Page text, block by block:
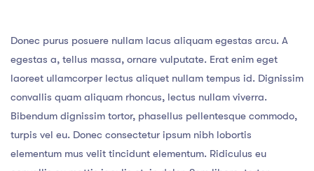
Donec purus posuere nullam lacus aliquam egestas arcu. A
egestas a, tellus massa, ornare vulputate. Erat enim eget
laoreet ullamcorper lectus aliquet nullam tempus id. Dignissim
convallis quam aliquam rhoncus, lectus nullam viverra.
Bibendum dignissim tortor, phasellus pellentesque commodo,
turpis vel eu. Donec consectetur ipsum nibh lobortis
elementum mus velit tincidunt elementum. Ridiculus eu